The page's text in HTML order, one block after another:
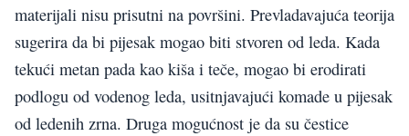
materijali nisu prisutni na površini. Prevladavajuća teorija
sugerira da bi pijesak mogao biti stvoren od leda. Kada
tekući metan pada kao kiša i teče, mogao bi erodirati
podlogu od vodenog leda, usitnjavajući komade u pijesak
od ledenih zrna. Druga mogućnost je da su čestice